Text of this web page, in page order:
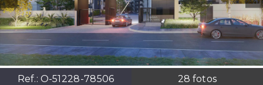
Ref.: O-51228-78506 28 fotos